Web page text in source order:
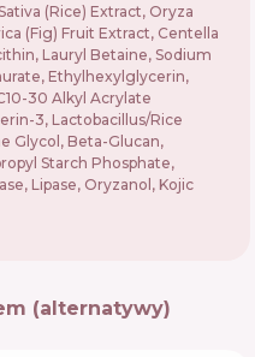
(Rice) Extract, Oryza
(Fig) Fruit Extract, Centella
Lauryl Betaine, Sodium
Ethylhexylglycerin,
30 Alkyl Acrylate
3, Lactobacillus/Rice
Glycol, Beta-Glucan,
Starch Phosphate,
Lipase, Oryzanol, Kojic
(alternatywy)